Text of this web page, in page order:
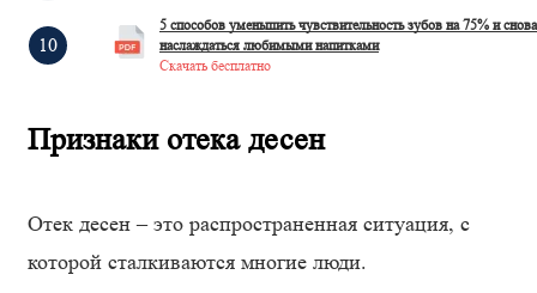
5 способов уменьшить чувствительность зубов на 75% и снова
наслаждаться любимыми напитками
Скачать бесплатно
Признаки отека десен
Отек десен – это распространенная ситуация, с
которой сталкиваются многие люди.